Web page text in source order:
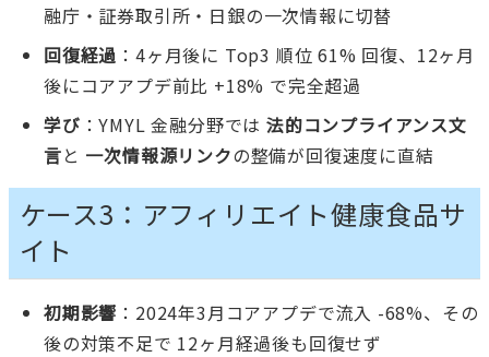
融庁・証券取引所・日銀の一次情報に切替
回復経過 ：4ヶ月後に Top3 順位 61% 回復、12ヶ月
後にコアアプデ前比 +18% で完全超過
学び ：YMYL 金融分野では法的コンプライアンス文
言と 一次情報源リンクの整備が回復速度に直結
ケース3：アフィリエイト健康食品サ
イト
初期影響 ：2024年3月コアアプデで流入 -68%、その
後の対策不足で 12ヶ月経過後も回復せず